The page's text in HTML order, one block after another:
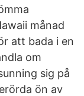
månad
att bada i en
om
sig på
ön av